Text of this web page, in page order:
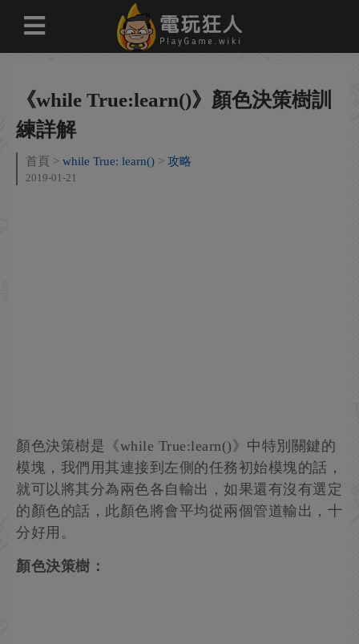
《while True:learn()》顏色決策樹訓
練詳解
首頁 while True: learn() 攻略
2019-01-21
顏色決策樹是《while True:learn()》中特別關鍵的
模塊，我們用其連接到左側的任務初始模塊的話，
就可以將其分為兩色各自輸出，如果還有沒有選定
的顏色的話，此顏色將會平均從兩個管道輸出，十
分好用。
顏色決策樹：